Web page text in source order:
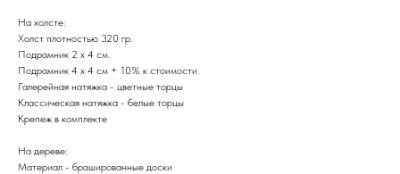
На холсте:
Холст плотностью 320 гр.
Подрамник 2 х 4 см.
Подрамник 4 х 4 см + 10% к стоимости.
Галерейная натяжка - цветные торцы
Классическая натяжка - белые торцы
Крепеж в комплекте
На дереве:
Материал - брашированные доски